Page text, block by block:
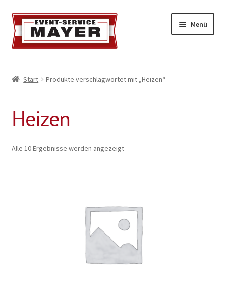
Menü
Standort & Öffnungszeiten
Impressionen
Geschäftsbedingungen
Start Produkte verschlagwortet mit „Heizen“
Heizen
Alle 10 Ergebnisse werden angezeigt